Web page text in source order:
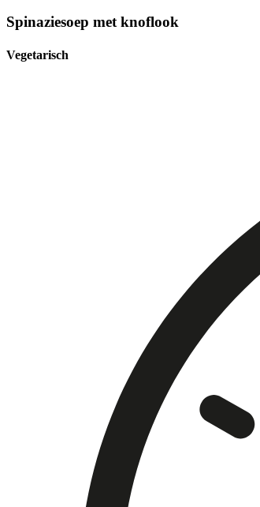
Spinaziesoep met knoflook
Vegetarisch